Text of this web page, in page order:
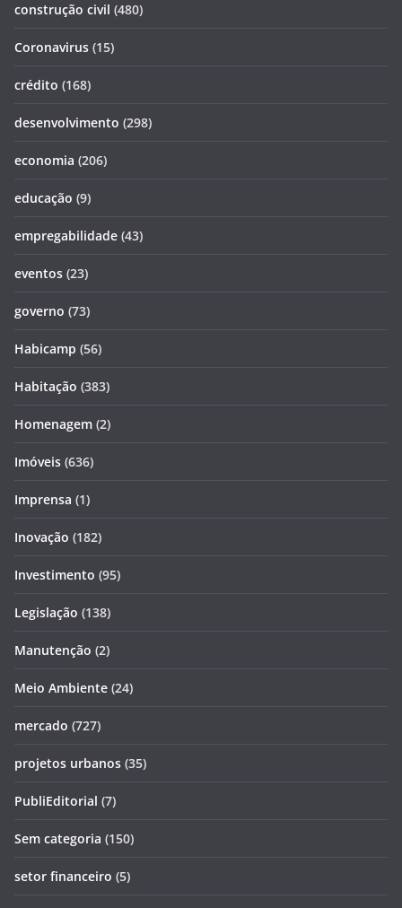
construção civil (480)
Coronavirus (15)
crédito (168)
desenvolvimento (298)
economia (206)
educação (9)
empregabilidade (43)
eventos (23)
governo (73)
Habicamp (56)
Habitação (383)
Homenagem (2)
Imóveis (636)
Imprensa (1)
Inovação (182)
Investimento (95)
Legislação (138)
Manutenção (2)
Meio Ambiente (24)
mercado (727)
projetos urbanos (35)
PubliEditorial (7)
Sem categoria (150)
setor financeiro (5)